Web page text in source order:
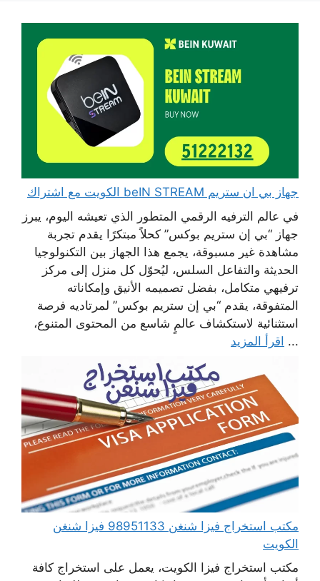
جهاز بي ان ستريم beIN STREAM الكويت مع اشتراك
في عالم الترفيه الرقمي المتطور الذي تعيشه اليوم، يبرز
جهاز “بي إن ستريم بوكس” كحلاً مبتكرًا يقدم تجربة
مشاهدة غير مسبوقة، يجمع هذا الجهاز بين التكنولوجيا
الحديثة والتفاعل السلس، ليُحوّل كل منزل إلى مركز
ترفيهي متكامل، بفضل تصميمه الأنيق وإمكاناته
المتفوقة، يقدم “بي إن ستريم بوكس” لمرتاديه فرصة
استثنائية لاستكشاف عالمٍ شاسع من المحتوى المتنوع،
... اقرأ المزيد
مكتب استخراج فيزا شنغن 98951133 فيزا شنغن
الكويت
مكتب استخراج فيزا الكويت، يعمل على استخراج كافة